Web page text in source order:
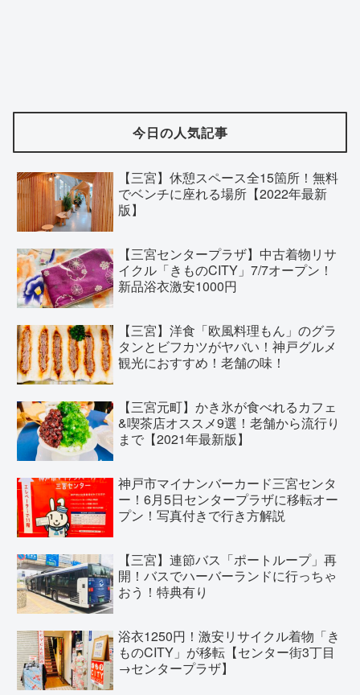
今日の人気記事
【三宮】休憩スペース全15箇所！無料
でベンチに座れる場所【2022年最新
版】
【三宮センタープラザ】中古着物リサ
イクル「きものCITY」7/7オープン！
新品浴衣激安1000円
【三宮】洋食「欧風料理もん」のグラ
タンとビフカツがヤバい！神戸グルメ
観光におすすめ！老舗の味！
【三宮元町】かき氷が食べれるカフェ
&喫茶店オススメ9選！老舗から流行り
まで【2021年最新版】
神戸市マイナンバーカード三宮センタ
ー！6月5日センタープラザに移転オー
プン！写真付きで行き方解説
【三宮】連節バス「ポートループ」再
開！バスでハーバーランドに行っちゃ
おう！特典有り
浴衣1250円！激安リサイクル着物「き
ものCITY」が移転【センター街3丁目
→センタープラザ】